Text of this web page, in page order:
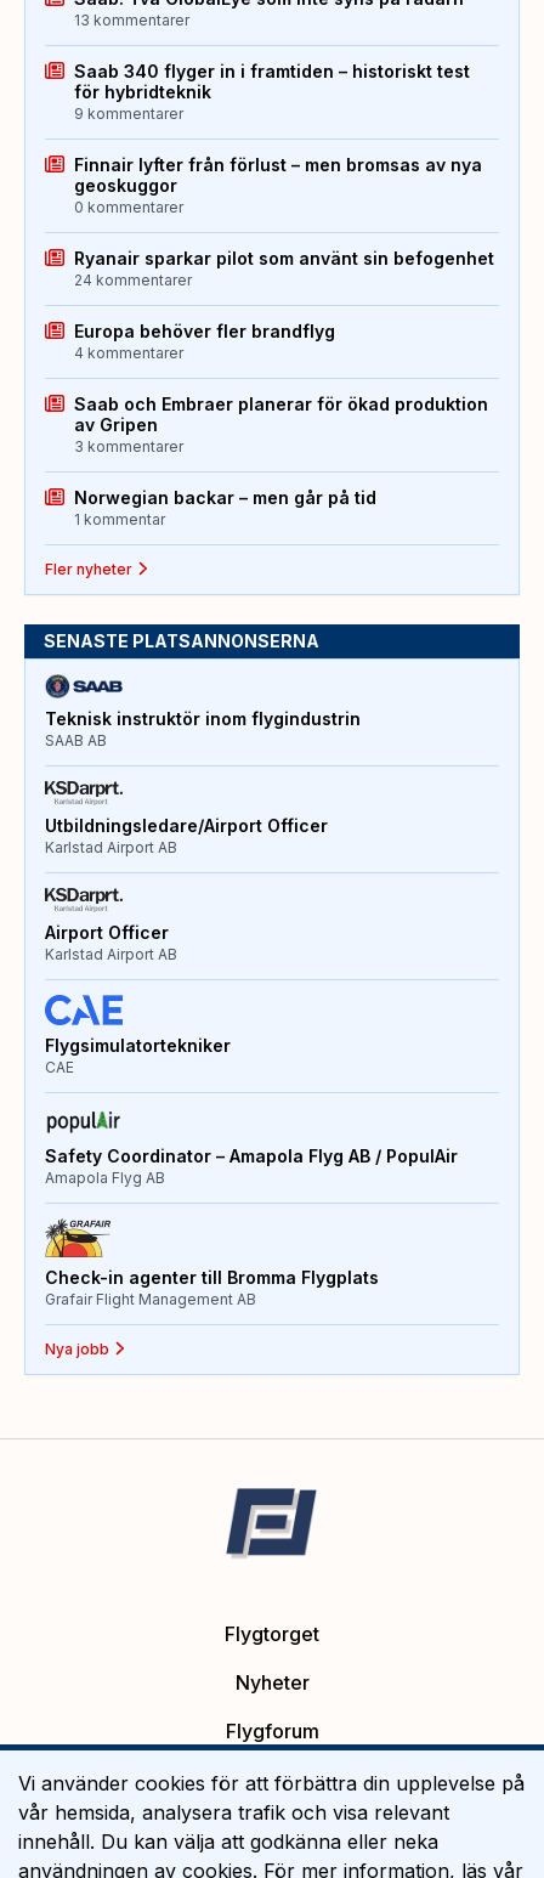
13 kommentarer
Saab 340 flyger in i framtiden – historiskt test
för hybridteknik
9 kommentarer
Finnair lyfter från förlust – men bromsas av nya
geoskuggor
0 kommentarer
Ryanair sparkar pilot som använt sin befogenhet
24 kommentarer
Europa behöver fler brandflyg
4 kommentarer
Saab och Embraer planerar för ökad produktion
av Gripen
3 kommentarer
Norwegian backar – men går på tid
1 kommentar
Fler nyheter
SENASTE PLATSANNONSERNA
Teknisk instruktör inom flygindustrin
SAAB AB
Utbildningsledare/Airport Officer
Karlstad Airport AB
Airport Officer
Karlstad Airport AB
Flygsimulatortekniker
CAE
Safety Coordinator – Amapola Flyg AB / PopulAir
Amapola Flyg AB
Check-in agenter till Bromma Flygplats
Grafair Flight Management AB
Nya jobb
Flygtorget
Nyheter
Flygforum
Platsannonser
Flygutbildning
Vi använder cookies för att förbättra din upplevelse på
vår hemsida, analysera trafik och visa relevant
innehåll. Du kan välja att godkänna eller neka
användningen av cookies. För mer information, läs vår